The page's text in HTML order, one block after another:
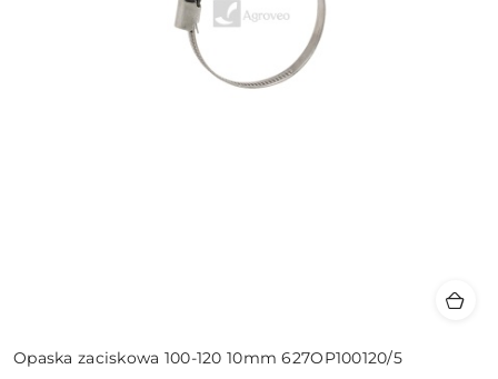
Opaska zaciskowa 100-120 10mm 627OP100120/5